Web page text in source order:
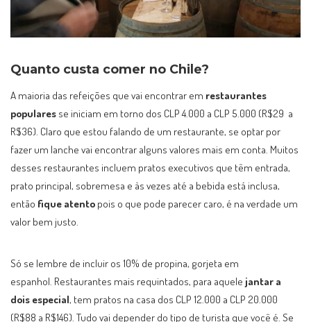
Quanto custa comer no Chile?
A maioria das refeições que vai encontrar em restaurantes
populares se iniciam em torno dos CLP 4.000 a CLP 5.000 (R$29 a
R$36). Claro que estou falando de um restaurante, se optar por
fazer um lanche vai encontrar alguns valores mais em conta. Muitos
desses restaurantes incluem pratos executivos que têm entrada,
prato principal, sobremesa e às vezes até a bebida está inclusa,
então fique atento pois o que pode parecer caro, é na verdade um
valor bem justo.
Só se lembre de incluir os 10% de propina, gorjeta em
espanhol. Restaurantes mais requintados, para aquele jantar a
dois especial, tem pratos na casa dos CLP 12.000 a CLP 20.000
(R$88 a R$146). Tudo vai depender do tipo de turista que você é. Se